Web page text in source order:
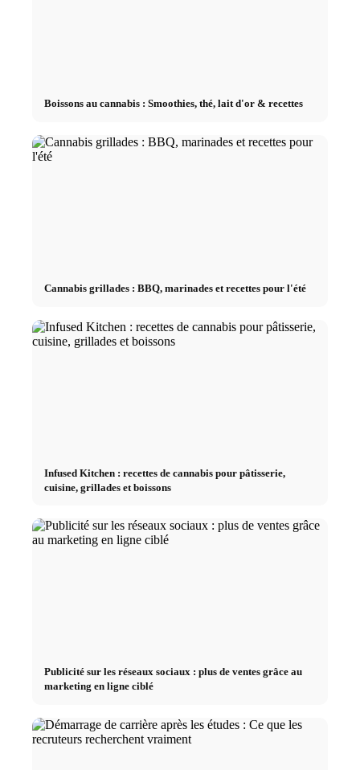
Boissons au cannabis : Smoothies, thé, lait d'or & recettes
Cannabis grillades : BBQ, marinades et recettes pour l'été
Infused Kitchen : recettes de cannabis pour pâtisserie,
cuisine, grillades et boissons
Publicité sur les réseaux sociaux : plus de ventes grâce au
marketing en ligne ciblé